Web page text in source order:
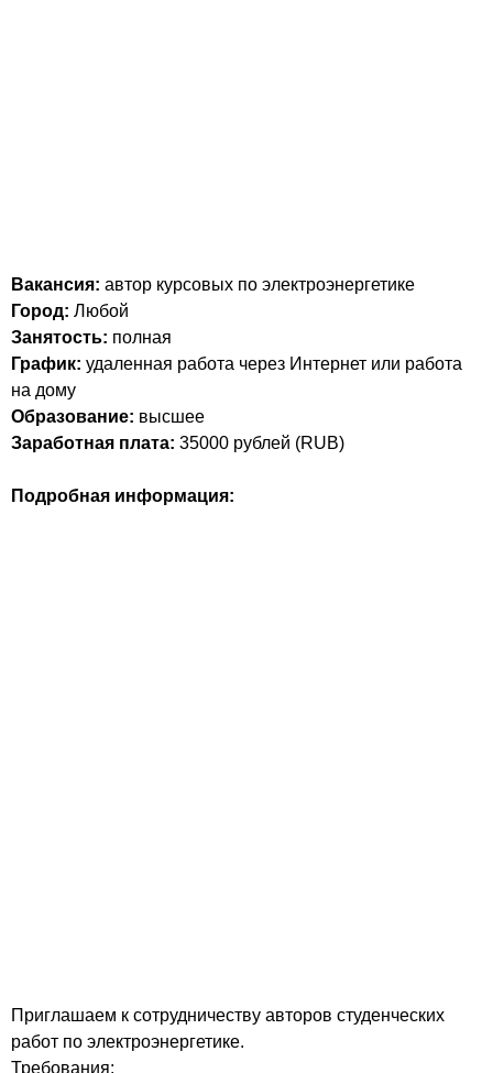
Вакансия: автор курсовых по электроэнергетике
Город: Любой
Занятость: полная
График: удаленная работа через Интернет или работа
на дому
Образование: высшее
Заработная плата: 35000 рублей (RUB)
Подробная информация:
Приглашаем к сотрудничеству авторов студенческих
работ по электроэнергетике.
Требования: